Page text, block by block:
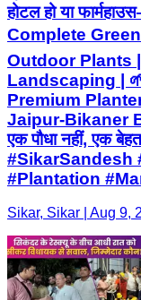
होटल हो या
Complete
Outdoor Plants
Landscaping |
Premium
Jaipur-Bikaner
एक पौधा नहीं, एक
#SikarSandesh
#Plantation
Sikar, Sikar | Aug 9,